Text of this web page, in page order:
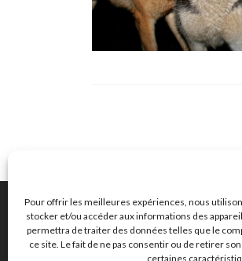
Pour offrir les meilleures expériences, nous
stocker et/ou accéder aux informations des
permettra de traiter des données telles que le
ce site. Le fait de ne pas consentir ou de retirer
certaines